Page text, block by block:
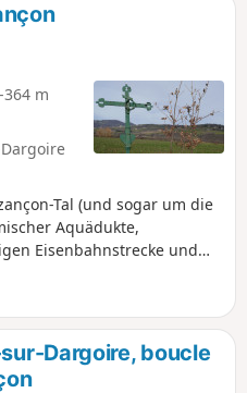
-364 m
Tal (und sogar um die
Aquädukte,
Eisenbahnstrecke und
wandern und über die
zurückkehren (2
Dargoire, boucle